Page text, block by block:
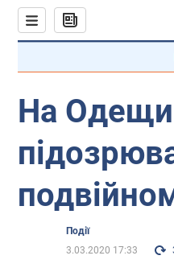
На
Події
3.03.2020 17:33